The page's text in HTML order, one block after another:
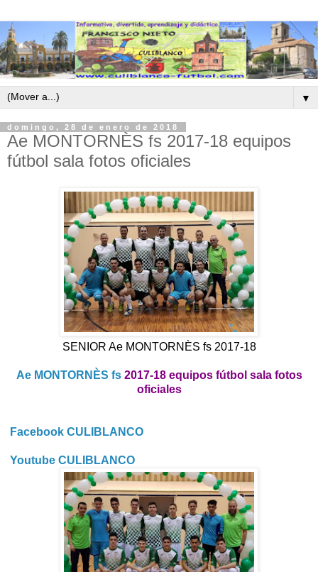
▼
domingo, 28 de enero de 2018
Ae MONTORNÈS fs 2017-18 equipos
fútbol sala fotos oficiales
SENIOR Ae MONTORNÈS fs 2017-18
Ae MONTORNÈS fs2017-18 equipos fútbol sala fotos
oficiales
Facebook CULIBLANCO
Youtube CULIBLANCO